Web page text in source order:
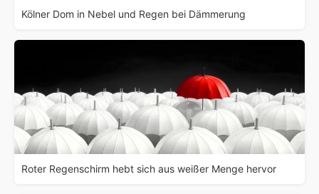
Kölner Dom in Nebel und Regen bei Dämmerung
Roter Regenschirm hebt sich aus weißer Menge hervor